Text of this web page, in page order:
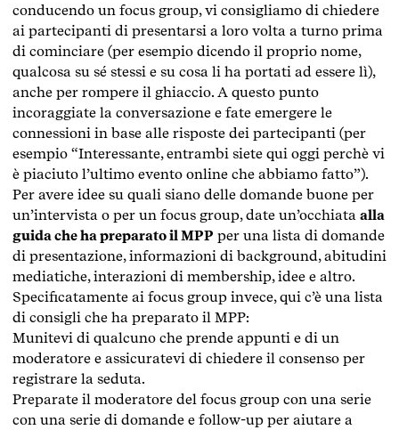
conducendo un focus group, vi consigliamo di chiedere
ai partecipanti di presentarsi a loro volta a turno prima
di cominciare (per esempio dicendo il proprio nome,
qualcosa su sé stessi e su cosa li ha portati ad essere lì),
anche per rompere il ghiaccio. A questo punto
incoraggiate la conversazione e fate emergere le
connessioni in base alle risposte dei partecipanti (per
esempio “Interessante, entrambi siete qui oggi perchè vi
è piaciuto l’ultimo evento online che abbiamo fatto”).
Per avere idee su quali siano delle domande buone per
un’intervista o per un focus group, date un’occhiata alla
guida che ha preparato il MPP per una lista di domande
di presentazione, informazioni di background, abitudini
mediatiche, interazioni di membership, idee e altro.
Specificatamente ai focus group invece, qui c’è una lista
di consigli che ha preparato il MPP:
Munitevi di qualcuno che prende appunti e di un
moderatore e assicuratevi di chiedere il consenso per
registrare la seduta.
Preparate il moderatore del focus group con una serie
con una serie di domande e follow-up per aiutare a